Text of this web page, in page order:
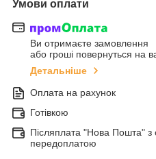
Умови оплати
Ви отримаєте замовлення
або гроші повернуться на
Детальніше
Оплата на рахунок
Готівкою
Післяплата "Нова Пошта" з
передоплатою